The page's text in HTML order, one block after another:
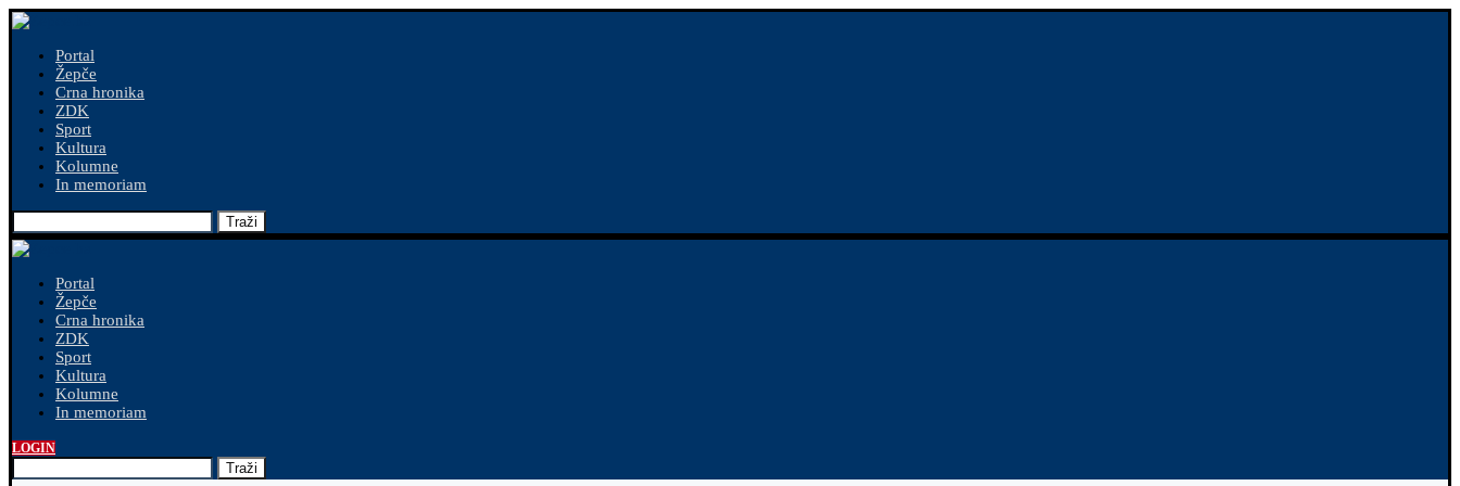
Portal
Žepče
Crna hronika
ZDK
Sport
Kultura
Kolumne
In memoriam
Traži
Portal
Žepče
Crna hronika
ZDK
Sport
Kultura
Kolumne
In memoriam
LOGIN
Traži